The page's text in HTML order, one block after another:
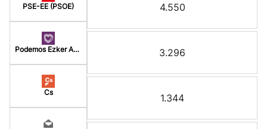
PSE-EE (PSOE)
Podemos Ezker Anitz
Cs
4.550
3.296
1.344